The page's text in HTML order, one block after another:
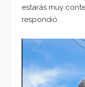
estarás muy
respondió.
Reproductor
vídeo